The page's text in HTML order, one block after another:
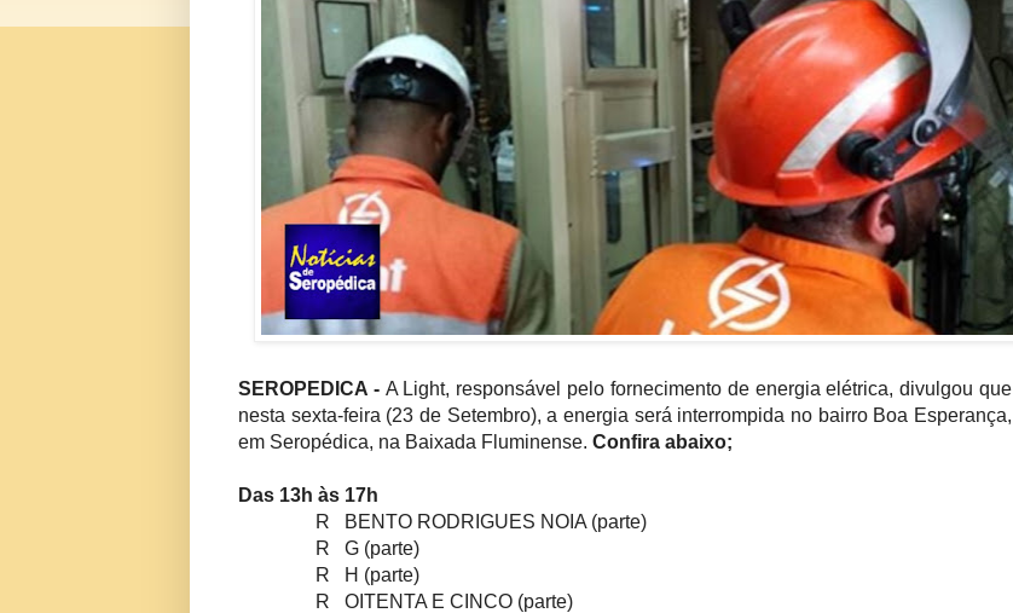
SEROPEDICA - A Light, responsável pelo fornecimento de energia elétrica, divulgou que
nesta sexta-feira (23 de Setembro), a energia será interrompida no bairro Boa Esperança,
em Seropédica, na Baixada Fluminense. Confira abaixo;
Das 13h às 17h
R BENTO RODRIGUES NOIA (parte)
R G (parte)
R H (parte)
R OITENTA E CINCO (parte)